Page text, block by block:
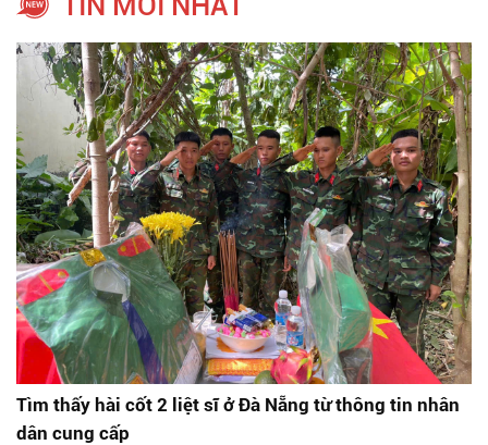
Tìm thấy hài cốt 2 liệt sĩ ở Đà Nẵng từ thông tin nhân
dân cung cấp